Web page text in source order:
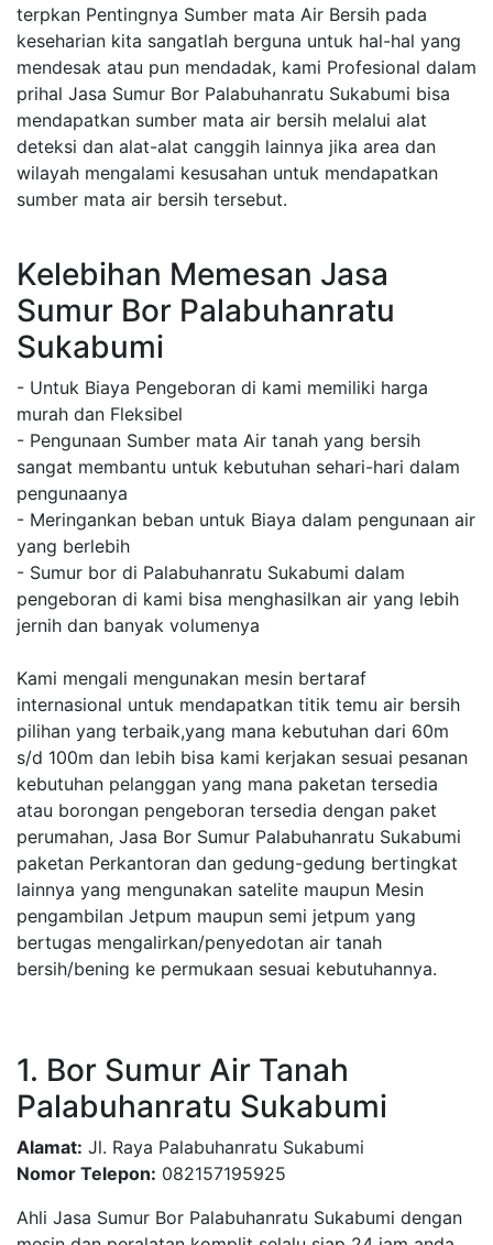
terpkan Pentingnya Sumber mata Air Bersih pada
keseharian kita sangatlah berguna untuk hal-hal yang
mendesak atau pun mendadak, kami Profesional dalam
prihal Jasa Sumur Bor Palabuhanratu Sukabumi bisa
mendapatkan sumber mata air bersih melalui alat
deteksi dan alat-alat canggih lainnya jika area dan
wilayah mengalami kesusahan untuk mendapatkan
sumber mata air bersih tersebut.
Kelebihan Memesan Jasa
Sumur Bor Palabuhanratu
Sukabumi
- Untuk Biaya Pengeboran di kami memiliki harga
murah dan Fleksibel
- Pengunaan Sumber mata Air tanah yang bersih
sangat membantu untuk kebutuhan sehari-hari dalam
pengunaanya
- Meringankan beban untuk Biaya dalam pengunaan air
yang berlebih
- Sumur bor di Palabuhanratu Sukabumi dalam
pengeboran di kami bisa menghasilkan air yang lebih
jernih dan banyak volumenya
Kami mengali mengunakan mesin bertaraf
internasional untuk mendapatkan titik temu air bersih
pilihan yang terbaik,yang mana kebutuhan dari 60m
s/d 100m dan lebih bisa kami kerjakan sesuai pesanan
kebutuhan pelanggan yang mana paketan tersedia
atau borongan pengeboran tersedia dengan paket
perumahan, Jasa Bor Sumur Palabuhanratu Sukabumi
paketan Perkantoran dan gedung-gedung bertingkat
lainnya yang mengunakan satelite maupun Mesin
pengambilan Jetpum maupun semi jetpum yang
bertugas mengalirkan/penyedotan air tanah
bersih/bening ke permukaan sesuai kebutuhannya.
1. Bor Sumur Air Tanah
Palabuhanratu Sukabumi
Alamat: Jl. Raya Palabuhanratu Sukabumi
Nomor Telepon: 082157195925
Ahli Jasa Sumur Bor Palabuhanratu Sukabumi dengan